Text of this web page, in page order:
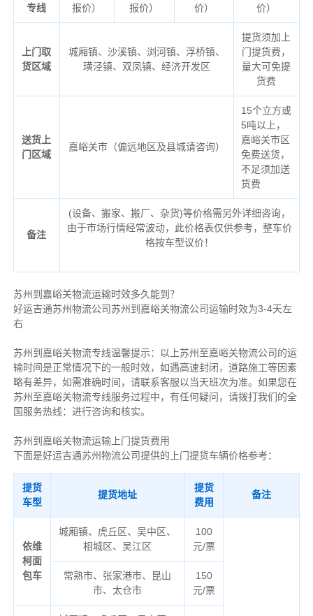
专线
报价）
报价）
价）
价）
上门取
货区域
城厢镇、沙溪镇、浏河镇、浮桥镇、
璜泾镇、双凤镇、经济开发区
提货须加上
门提货费，
量大可免提
货费
送货上
门区域
嘉峪关市（偏远地区及县城请咨询）
15个立方或
5吨以上，
嘉峪关市区
免费送货，
不足须加送
货费
备注
(设备、搬家、搬厂、杂货)等价格需另外详细咨询，
由于市场行情经常波动，此价格表仅供参考，整车价
格按车型议价！
苏州到嘉峪关物流运输时效多久能到？
好运吉通苏州物流公司苏州到嘉峪关物流公司运输时效为3-4天左
右
苏州到嘉峪关物流专线温馨提示：以上苏州至嘉峪关物流公司的运
输时间是正常情况下的一般时效，如遇高速封闭，道路施工等因素
略有差异，如需准确时间，请联系客服以当天班次为准。如果您在
苏州至嘉峪关物流专线服务过程中，有任何疑问，请拨打我们的全
国服务热线：进行咨询和核实。
苏州到嘉峪关物流运输上门提货费用
下面是好运吉通苏州物流公司提供的上门提货车辆价格参考：
提货
车型
提货地址
提货
费用
备注
依维
柯面
包车
城厢镇、虎丘区、吴中区、
相城区、吴江区
100
元/票
常熟市、张家港市、昆山
市、太仓市
150
元/票